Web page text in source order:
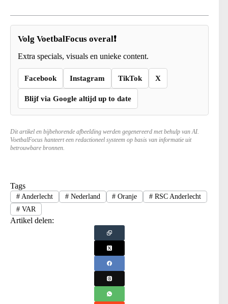
Volg VoetbalFocus overal❗
Extra specials, visuals en unieke content.
Facebook Instagram TikTok X
Blijf via Google altijd up to date
Dit artikel en bijbehorende afbeelding werden gegenereerd met behulp van AI.
VoetbalFocus hanteert een redactioneel systeem op basis van informatie uit
betrouwbare bronnen.
Tags
#Anderlecht #Nederland # Oranje # RSC Anderlecht
#VAR
Artikel delen: